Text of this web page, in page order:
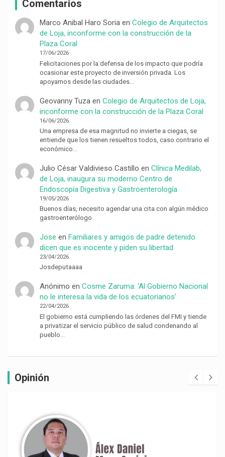
Comentarios
Marco Anibal Haro Soriaen Colegio de Arquitectos
de Loja, inconforme con la construcción de la
Plaza Coral
17/06/2026
Felicitaciones por la defensa de los impacto que podría
ocasionar este proyecto de inversión privada. Los
apoyamos desde las ciudades…
Geovanny Tuza en Colegio de Arquitectos de Loja,
inconforme con la construcción de la Plaza Coral
16/06/2026
Una empresa de esa magnitud no invierte a ciegas, se
entiende que los tienen resueltos todos, caso contrario el
económico…
Julio César Valdivieso Castillo en Clínica Medilab,
de Loja, inaugura su moderno Centro de
Endoscopía Digestiva y Gastroenterología
19/05/2026
Buenos días, necesito agendar una cita con algún médico
gastroenterólogo
Jose en Familiares y amigos de padre detenido
dicen que es inocente y piden su libertad
23/04/2026
Josdeputaaaa
Anónimo en Cosme Zaruma: ‘Al Gobierno Nacional
no le interesa la vida de los ecuatorianos’
22/04/2026
El gobierno está cumpliendo las órdenes del FMI y tiende
a privatizar el servicio público de salud condenando al
pueblo…
Opinión